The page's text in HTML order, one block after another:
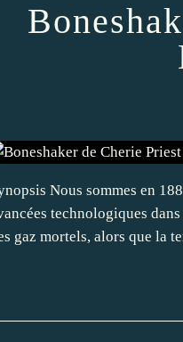
Nous sommes en
technologiques
gaz mortels, alors que la